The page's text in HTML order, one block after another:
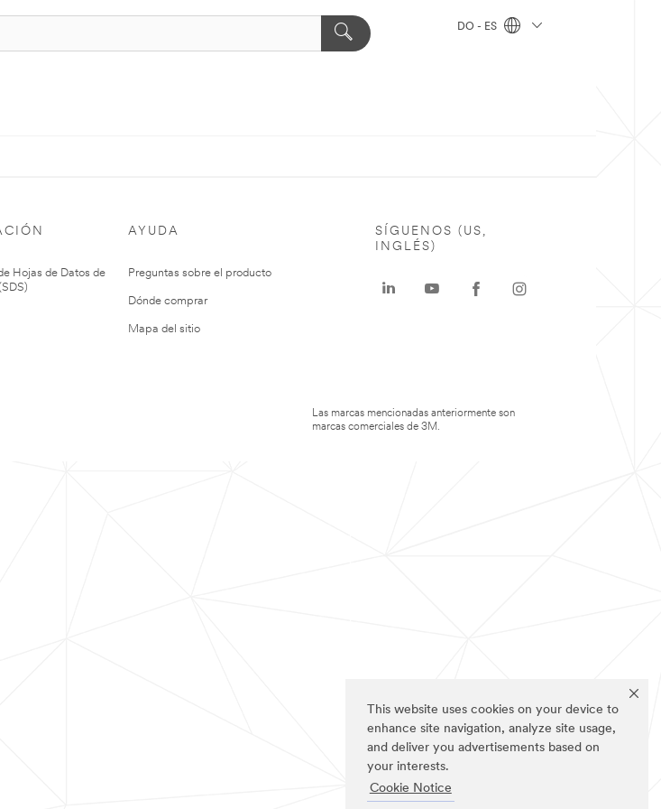
This website uses cookies on your device to
enhance site navigation, analyze site usage,
and deliver you advertisements based on
your interests.
Cookie Notice
DO - ES
Hojas de Datos de
AYUDA
Preguntas sobre el producto
Dónde comprar
Mapa del sitio
SÍGUENOS (US,
INGLÉS)
Las marcas mencionadas anteriormente son
marcas comerciales de 3M.